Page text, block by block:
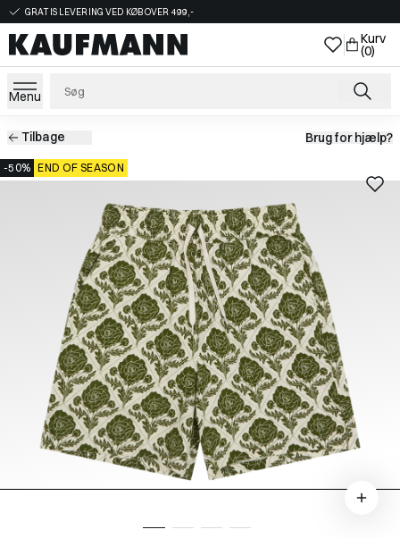
GRATIS LEVERING VED KØB OVER 499,-
Kurv
(0)
Menu
Tilbage Brug for hjælp?
-50% END OF SEASON